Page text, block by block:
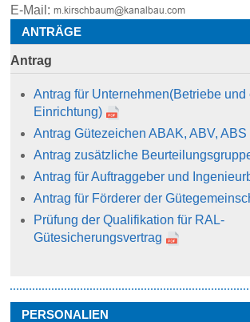
E-Mail:
ANTRÄGE
Antrag
Antrag für Unternehmen(Betriebe und
Einrichtung)
Antrag Gütezeichen ABAK, ABV, ABS
Antrag zusätzliche
Antrag für Auftraggeber und
Antrag für Förderer der
Prüfung der Qualifikation für RAL-
Gütesicherungsvertrag
PERSONALIEN